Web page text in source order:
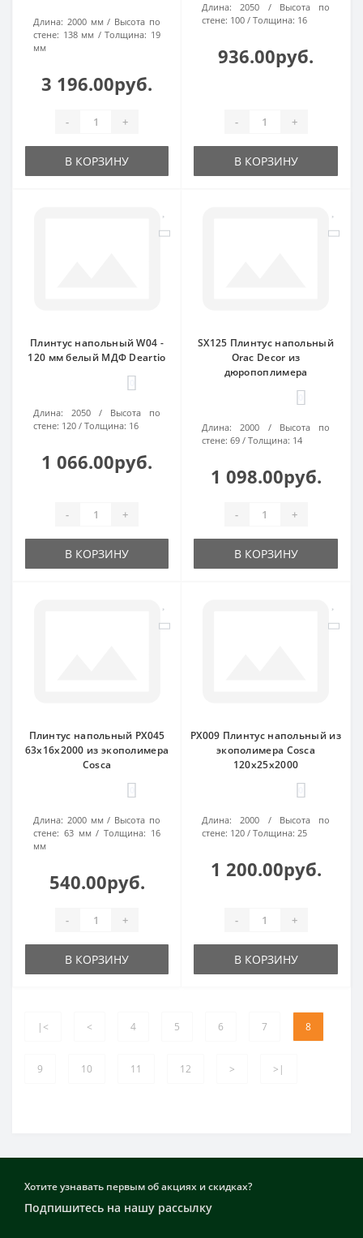
Длина: 2000 мм
Высота по
стене: 138 мм Толщина: 19
мм
3 196.00руб.
- +
В КОРЗИНУ
Длина: 2050
Высота по
стене: 100 Толщина: 16
936.00руб.
- +
В КОРЗИНУ
Плинтус напольный W04 -
120 мм белый МДФ Deartio
Длина: 2050
Высота по
стене: 120 Толщина: 16
1 066.00руб.
- +
В КОРЗИНУ
SX125 Плинтус напольный
Orac Decor из
дюропоплимера
Длина: 2000
Высота по
стене: 69 Толщина: 14
1 098.00руб.
- +
В КОРЗИНУ
Плинтус напольный PX045
63х16х2000 из экополимера
Cosca
Длина: 2000 мм
Высота по
стене: 63 мм Толщина: 16
мм
540.00руб.
- +
В КОРЗИНУ
PX009 Плинтус напольный из
экополимера Cosca
120х25х2000
Длина: 2000
Высота по
стене: 120 Толщина: 25
1 200.00руб.
- +
В КОРЗИНУ
|< < 4 5 6 7 8
9 10 11 12 > >|
Хотите узнавать первым об акциях и скидках?
Подпишитесь на нашу рассылку